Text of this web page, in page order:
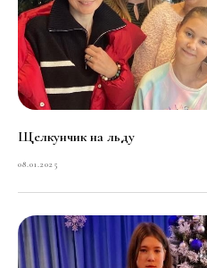
Щелкунчик на льду
08.01.2025